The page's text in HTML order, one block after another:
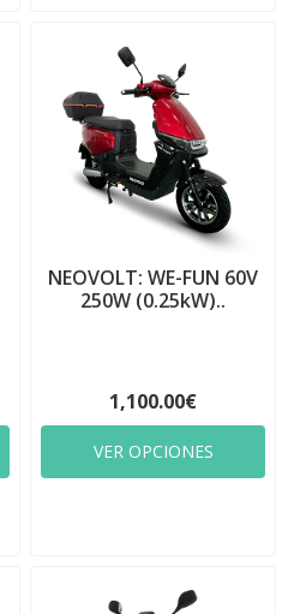
NEOVOLT: WE-FUN 60V
250W (0.25kW)..
1,100.00€
VER OPCIONES